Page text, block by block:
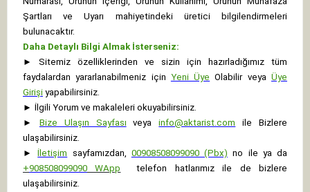
Şartları ve Uyarı mahiyetindeki üretici bilgilendirmeleri
bulunacaktır.
Daha Detaylı Bilgi Almak İsterseniz:
►
Sitemiz özelliklerinden ve sizin için hazırladığımız tüm
faydalardan yararlanabilmeniz için Yeni Üye Olabilir veyaÜye
Girişi yapabilirsiniz.
► İlgili Yorum ve makaleleri okuyabilirsiniz.
►
Bize Ulaşın Sayfası veya info@aktarist.com
ile Bizlere
ulaşabilirsiniz.
►
İletişim sayfamızdan, 00908508099090 (Pbx) no ile ya da
+908508099090 WApp
telefon hatlarımız ile de bizlere
ulaşabilirsiniz.